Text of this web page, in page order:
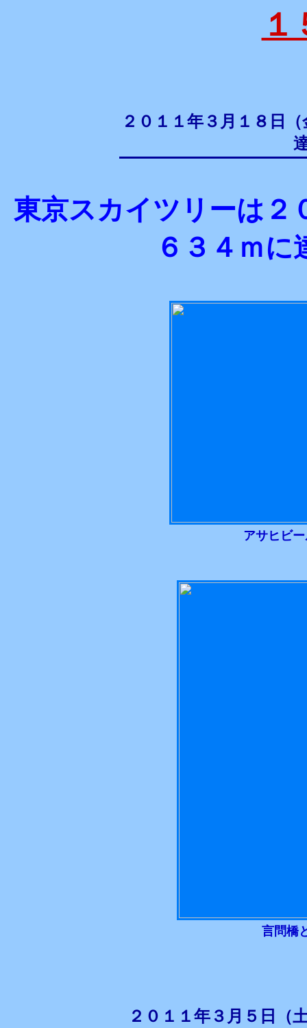
２０１１年３月１８日
東京スカイツリーは２
６３４ｍ
アサヒビ
言問橋
２０１１年３月５日